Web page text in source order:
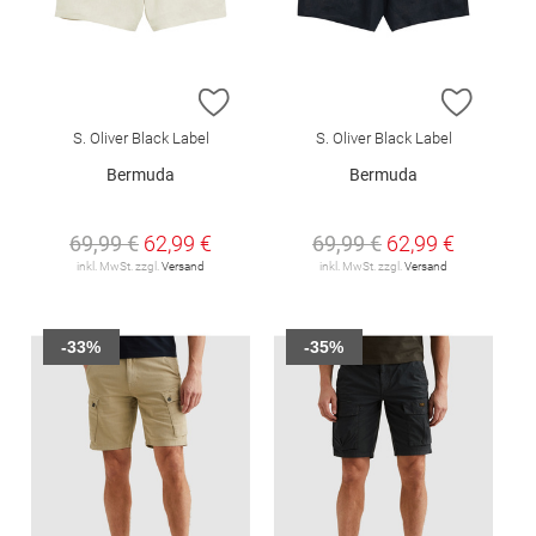
ZUR WUNSCHLISTE HINZUFÜGEN
S. Oliver Black Label
Bermuda
69,99 € 62,99 €
inkl. MwSt. zzgl. Versand
ZUR
S. Oliver Black Label
Bermuda
69,99 € 62,99 €
inkl. MwSt. zzgl. Versand
-33% -35%